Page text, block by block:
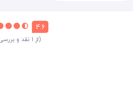
4.6
(از 1 نقد و بررسی)